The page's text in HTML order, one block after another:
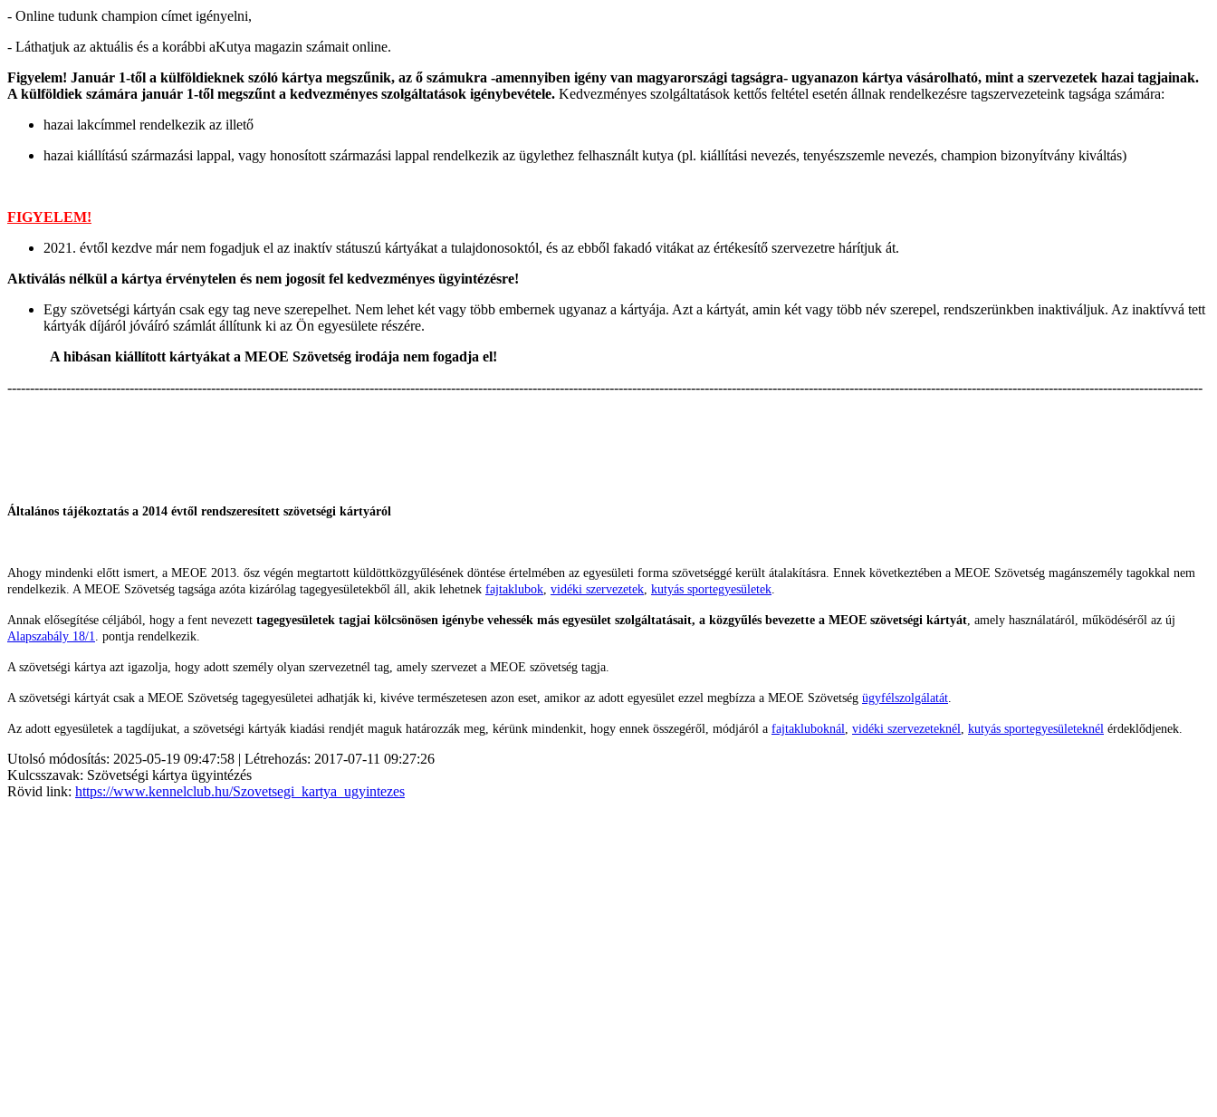
- Online tudunk champion címet igényelni,
- Láthatjuk az aktuális és a korábbi aKutya magazin számait online.
Figyelem! Január 1-től a külföldieknek szóló kártya megszűnik, az ő számukra -amennyiben igény van magyarországi tagságra- ugyanazon kártya vásárolható, mint a szervezetek hazai tagjainak.
A külföldiek számára január 1-től megszűnt a kedvezményes szolgáltatások igénybevétele. Kedvezményes szolgáltatások kettős feltétel esetén állnak rendelkezésre tagszervezeteink tagsága számára:
hazai lakcímmel rendelkezik az illető
hazai kiállítású származási lappal, vagy honosított származási lappal rendelkezik az ügylethez felhasznált kutya (pl. kiállítási nevezés, tenyészszemle nevezés, champion bizonyítvány kiváltás)
FIGYELEM!
2021. évtől kezdve már nem fogadjuk el az inaktív státuszú kártyákat a tulajdonosoktól, és az ebből fakadó vitákat az értékesítő szervezetre hárítjuk át.
Aktiválás nélkül a kártya érvénytelen és nem jogosít fel kedvezményes ügyintézésre!
Egy szövetségi kártyán csak egy tag neve szerepelhet. Nem lehet két vagy több embernek ugyanaz a kártyája. Azt a kártyát, amin két vagy több név szerepel, rendszerünkben inaktiváljuk. Az inaktívvá tett
kártyák díjáról jóváíró számlát állítunk ki az Ön egyesülete részére.
A hibásan kiállított kártyákat a MEOE Szövetség irodája nem fogadja el!
------------------------------------------------------------------------------------------------------------------------------------------------------------------------------------------------------------------------------------------------------------------------
Általános tájékoztatás a 2014 évtől rendszeresített szövetségi kártyáról
Ahogy mindenki előtt ismert, a MEOE 2013. ősz végén megtartott küldöttközgyűlésének döntése értelmében az egyesületi forma szövetséggé került átalakításra. Ennek következtében a MEOE Szövetség magánszemély tagokkal nem
rendelkezik. A MEOE Szövetség tagsága azóta kizárólag tagegyesületekből áll, akik lehetnek fajtaklubok vidéki szervezetek kutyás sportegyesületek
Annak elősegítése céljából, hogy a fent nevezett tagegyesületek tagjai kölcsönösen igénybe vehessék más egyesület szolgáltatásait, a közgyűlés bevezette a MEOE szövetségi kártyát , amely használatáról, működéséről az új
Alapszabály 18/1
. pontja rendelkezik.
A szövetségi kártya azt igazolja, hogy adott személy olyan szervezetnél tag, amely szervezet a MEOE szövetség tagja.
A szövetségi kártyát csak a MEOE Szövetség tagegyesületei adhatják ki, kivéve természetesen azon eset, amikor az adott egyesület ezzel megbízza a MEOE Szövetség ügyfélszolgálatát
Az adott egyesületek a tagdíjukat, a szövetségi kártyák kiadási rendjét maguk határozzák meg, kérünk mindenkit, hogy ennek összegéről, módjáról a fajtakluboknál vidéki szervezeteknél kutyás sportegyesületeknél érdeklődjenek.
Utolsó módosítás: 2025-05-19 09:47:58 | Létrehozás: 2017-07-11 09:27:26
Kulcsszavak: Szövetségi kártya ügyintézés
Rövid link: https://www.kennelclub.hu/Szovetsegi_kartya_ugyintezes